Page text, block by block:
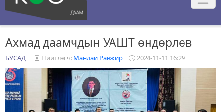
Ахмад даамчдын УАШТ өндөрлөв
БУСАД Нийтлэгч: Манлай Равжир 2024-11-11 16:29